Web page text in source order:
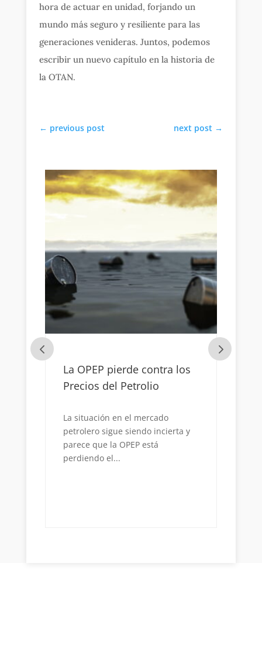
hora de actuar en unidad, forjando un
mundo más seguro y resiliente para las
generaciones venideras. Juntos, podemos
escribir un nuevo capítulo en la historia de
la OTAN.
← previous post next post →
La OPEP pierde contra los
Precios del Petrolio
La situación en el mercado
petrolero sigue siendo incierta y
parece que la OPEP está
perdiendo el...